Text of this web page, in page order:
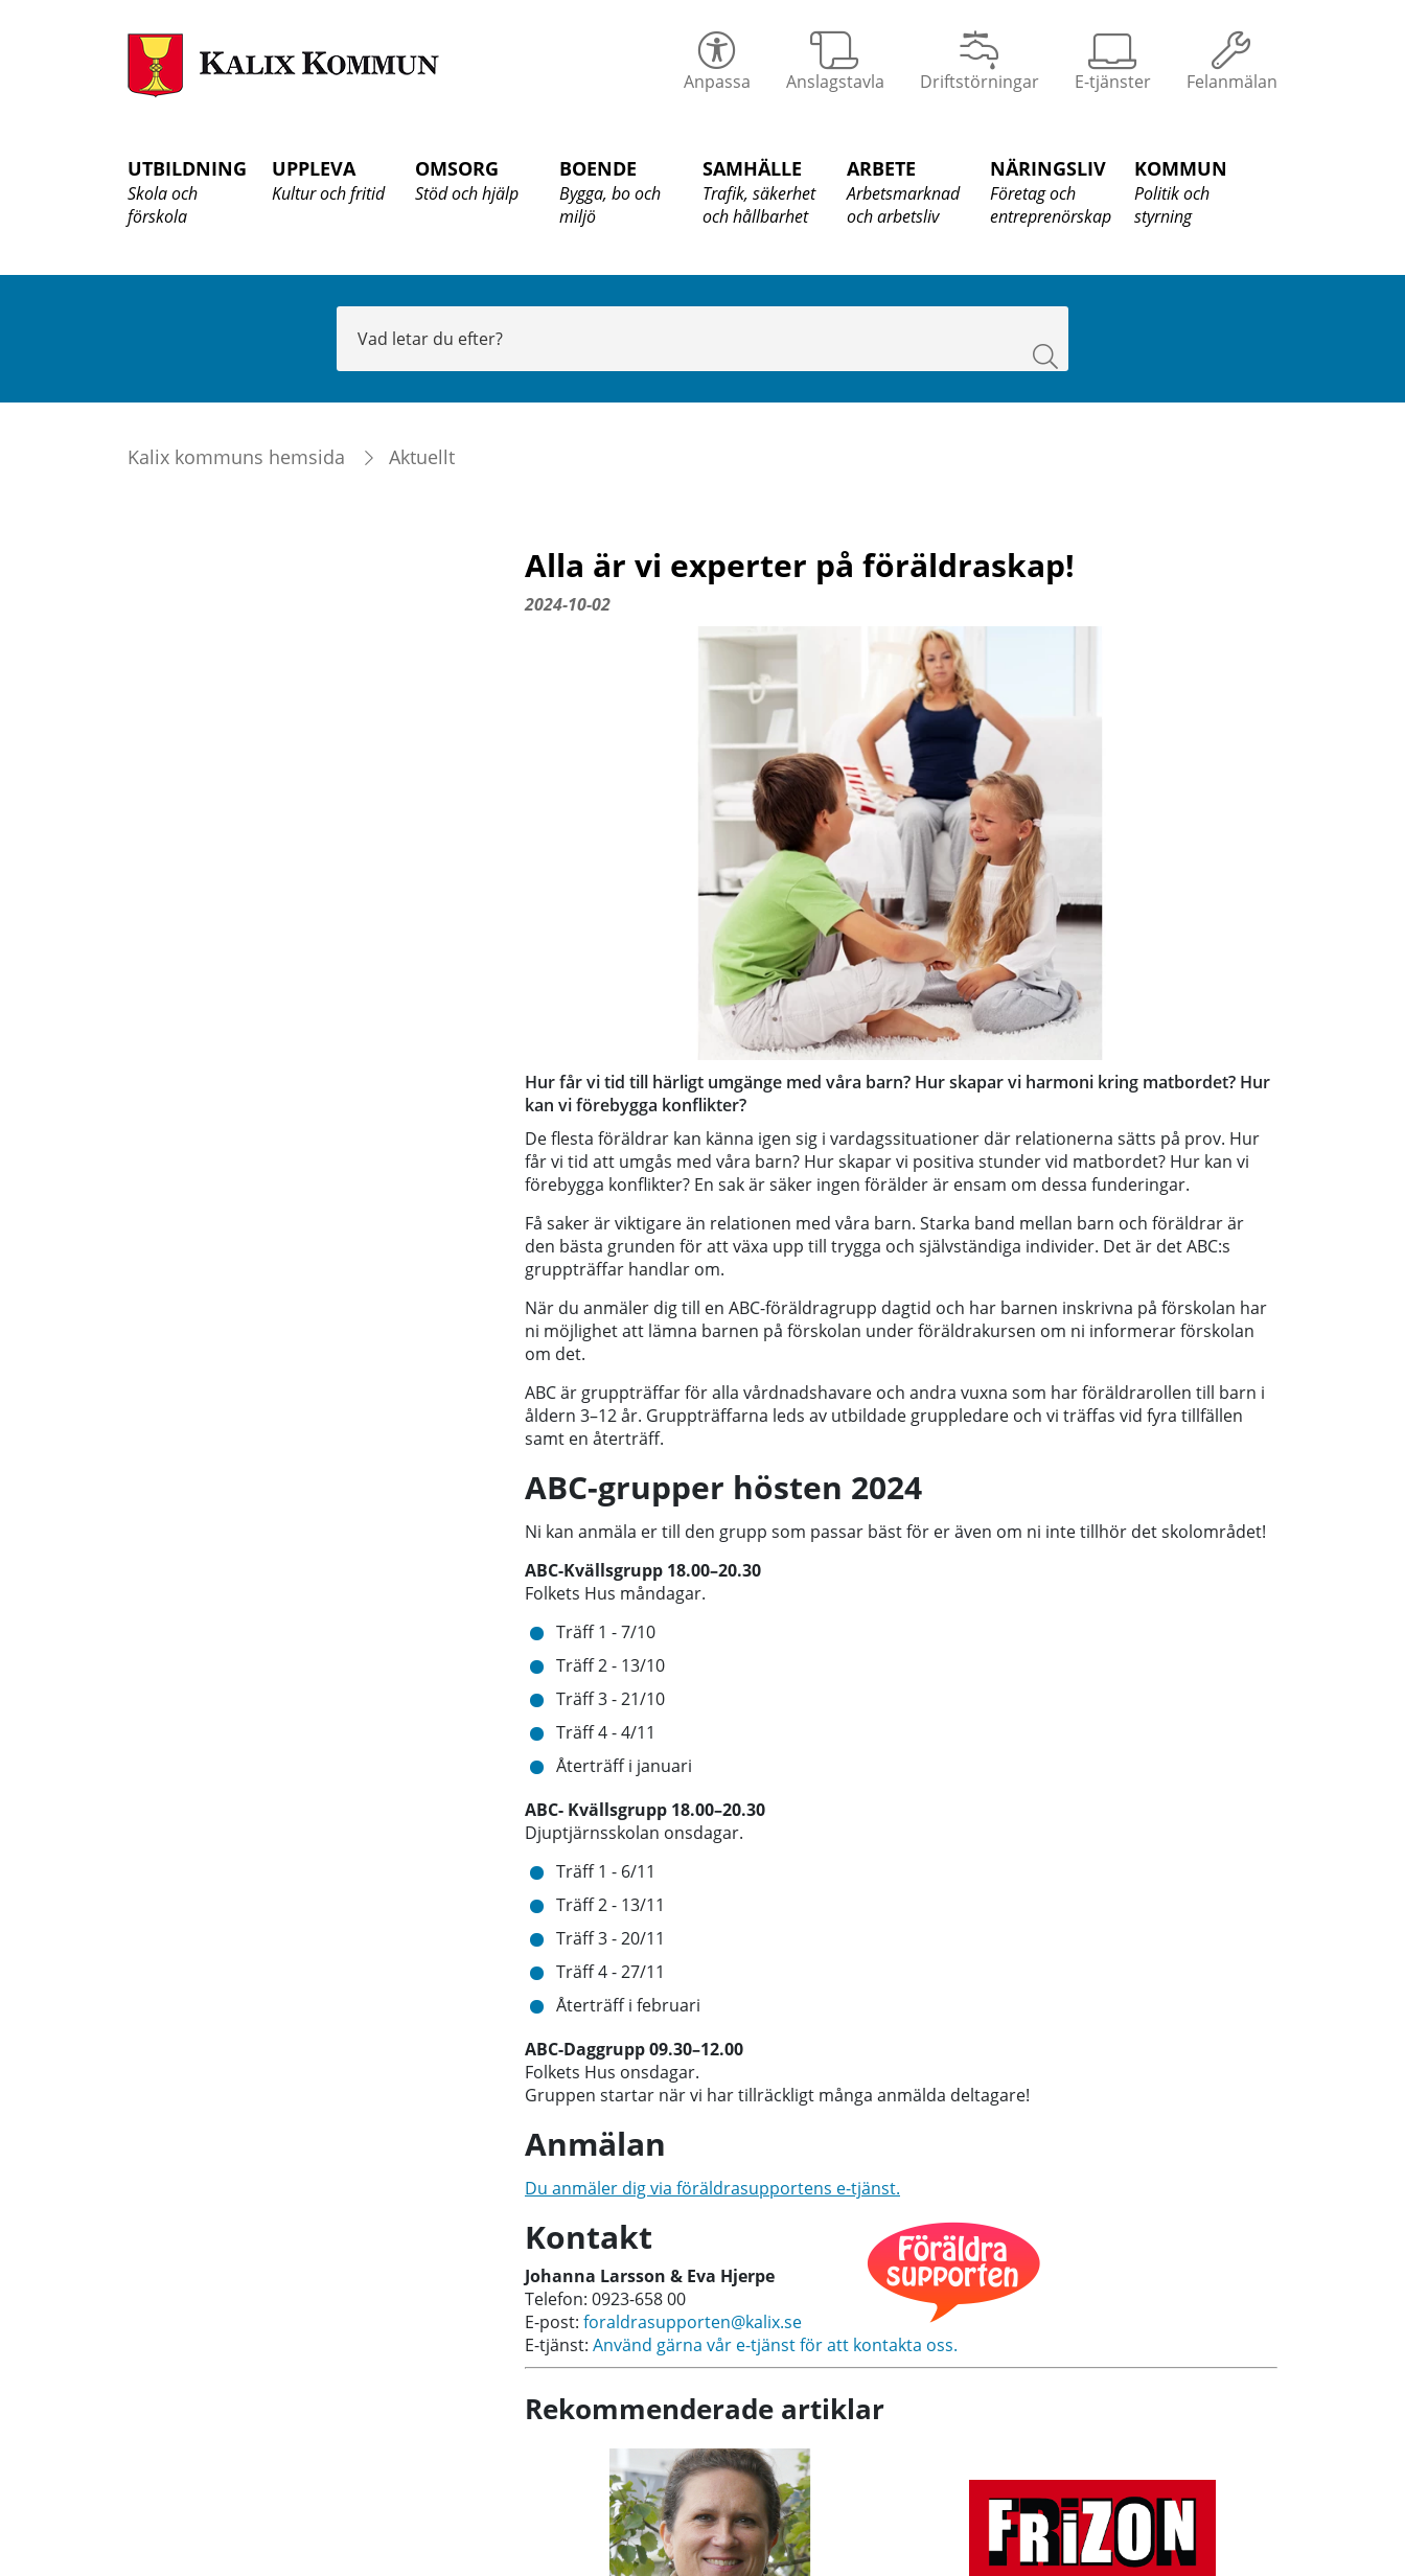
Anpassa Anslagstavla Driftstörningar E-tjänster Felanmälan
UTBILDNING
Skola och
förskola
UPPLEVA
Kultur och fritid
OMSORG
Stöd och hjälp
BOENDE
Bygga, bo och
miljö
SAMHÄLLE
Trafik, säkerhet
och hållbarhet
ARBETE
Arbetsmarknad
och arbetsliv
NÄRINGSLIV
Företag och
entreprenörskap
KOMMUN
Politik och
styrning
Sök
Kalix kommuns hemsida Aktuellt
Alla är vi experter på föräldraskap!
2024-10-02
Hur får vi tid till härligt umgänge med våra barn? Hur skapar vi harmoni kring matbordet? Hur
kan vi förebygga konflikter?
De flesta föräldrar kan känna igen sig i vardagssituationer där relationerna sätts på prov. Hur
får vi tid att umgås med våra barn? Hur skapar vi positiva stunder vid matbordet? Hur kan vi
förebygga konflikter? En sak är säker ingen förälder är ensam om dessa funderingar.
Få saker är viktigare än relationen med våra barn. Starka band mellan barn och föräldrar är
den bästa grunden för att växa upp till trygga och självständiga individer. Det är det ABC:s
gruppträffar handlar om.
När du anmäler dig till en ABC-föräldragrupp dagtid och har barnen inskrivna på förskolan har
ni möjlighet att lämna barnen på förskolan under föräldrakursen om ni informerar förskolan
om det.
ABC är gruppträffar för alla vårdnadshavare och andra vuxna som har föräldrarollen till barn i
åldern 3–12 år. Gruppträffarna leds av utbildade gruppledare och vi träffas vid fyra tillfällen
samt en återträff.
ABC-grupper hösten 2024
Ni kan anmäla er till den grupp som passar bäst för er även om ni inte tillhör det skolområdet!
ABC-Kvällsgrupp 18.00–20.30
Folkets Hus måndagar.
Träff 1 - 7/10
Träff 2 - 13/10
Träff 3 - 21/10
Träff 4 - 4/11
Återträff i januari
ABC- Kvällsgrupp 18.00–20.30
Djuptjärnsskolan onsdagar.
Träff 1 - 6/11
Träff 2 - 13/11
Träff 3 - 20/11
Träff 4 - 27/11
Återträff i februari
ABC-Daggrupp 09.30–12.00
Folkets Hus onsdagar.
Gruppen startar när vi har tillräckligt många anmälda deltagare!
Anmälan
Du anmäler dig via föräldrasupportens e-tjänst.
Kontakt
Johanna Larsson & Eva Hjerpe
Telefon: 0923-658 00
E-post: foraldrasupporten@kalix.se
E-tjänst: Använd gärna vår e-tjänst för att kontakta oss.
Rekommenderade artiklar